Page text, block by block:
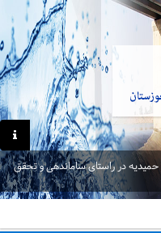
حمیدیه در راستای ساماندهی و تحقق